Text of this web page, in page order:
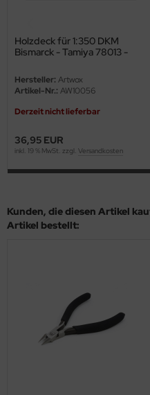
Holzdeck für 1:350 DKM
Bismarck - Tamiya 78013 -
Hersteller: Artwox
Artikel-Nr.: AW10056
Derzeit nicht lieferbar
36,95 EUR
inkl. 19 % MwSt. zzgl. Versandkosten
Kunden, die diesen Artikel
Artikel bestellt: